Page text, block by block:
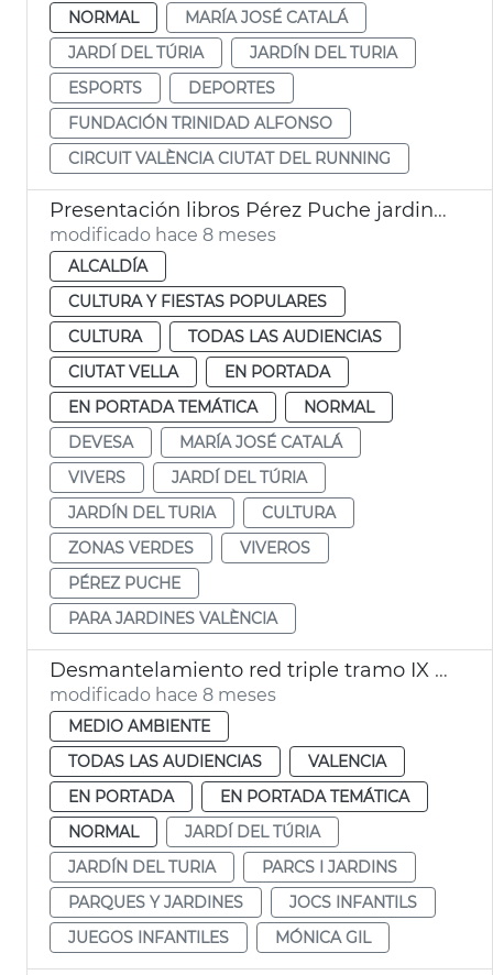
NORMAL
MARÍA JOSÉ CATALÁ
JARDÍ DEL TÚRIA
JARDÍN DEL TURIA
ESPORTS
DEPORTES
FUNDACIÓN TRINIDAD ALFONSO
CIRCUIT VALÈNCIA CIUTAT DEL RUNNING
Presentación libros Pérez Puche jardines València
modificado hace 8 meses
ALCALDÍA
CULTURA Y FIESTAS POPULARES
CULTURA
TODAS LAS AUDIENCIAS
CIUTAT VELLA
EN PORTADA
EN PORTADA TEMÁTICA
NORMAL
DEVESA
MARÍA JOSÉ CATALÁ
VIVERS
JARDÍ DEL TÚRIA
JARDÍN DEL TURIA
CULTURA
ZONAS VERDES
VIVEROS
PÉREZ PUCHE
PARA JARDINES VALÈNCIA
Desmantelamiento red triple tramo IX Jardí del Túria
modificado hace 8 meses
MEDIO AMBIENTE
TODAS LAS AUDIENCIAS
VALENCIA
EN PORTADA
EN PORTADA TEMÁTICA
NORMAL
JARDÍ DEL TÚRIA
JARDÍN DEL TURIA
PARCS I JARDINS
PARQUES Y JARDINES
JOCS INFANTILS
JUEGOS INFANTILES
MÓNICA GIL